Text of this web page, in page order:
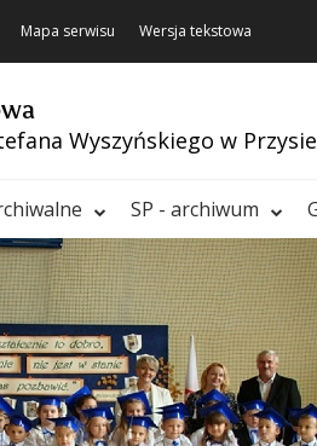
Mapa serwisu Wersja tekstowa
Wyszyńskiego w
SP - archiwum